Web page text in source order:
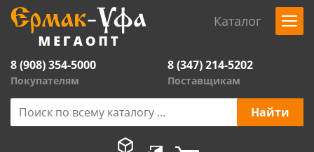
Каталог
8 (908) 354-5000
Покупателям
8 (347) 214-5202
Поставщикам